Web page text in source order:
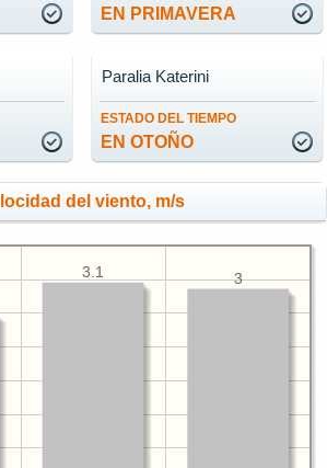
EN PRIMAVERA
ESTADO DEL TIEMPO
EN OTOÑO
Paralia Katerini
del viento, m/s
3
3.1